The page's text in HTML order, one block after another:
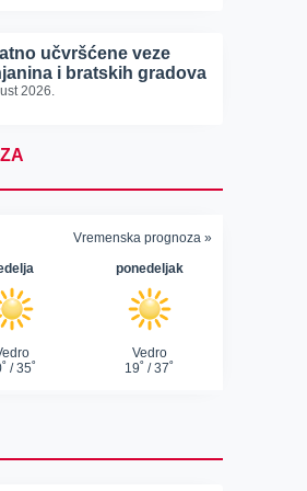
učvršćene veze
i bratskih gradova
2026.